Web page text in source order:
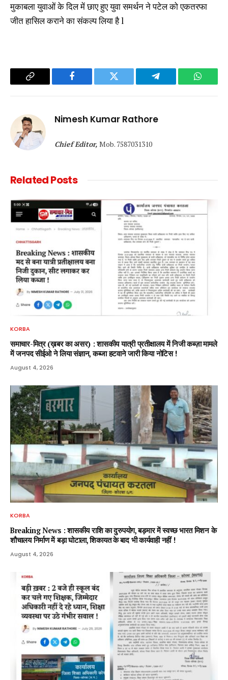
मुकाबला युवाओं के दिल में छाए हुए युवा समर्थन ने पटेल को एकतरफा
जीत हासिल कराने का संकल्प लिया है l
Copy
Facebook Twitter Telegram
Nimesh Kumar Rathore
Chief Editor, Mob. 7587031310
RelatedPosts
KORBA
समाचार-मित्र (ख़बर का असर) : शासकीय यात्री प्रतीक्षालय में निजी कब्ज़ा मामले
में जनपद सीईओ ने लिया संज्ञान, कब्जा हटवाने जारी किया नोटिस !
August 4, 2026
KORBA
Breaking News : शासकीय राशि का दुरुपयोग, बड़मार में स्वच्छ भारत मिशन के
शौचालय निर्माण में बड़ा घोटाला, शिकायत के बाद भी कार्यवाही नहीं !
August 4, 2026